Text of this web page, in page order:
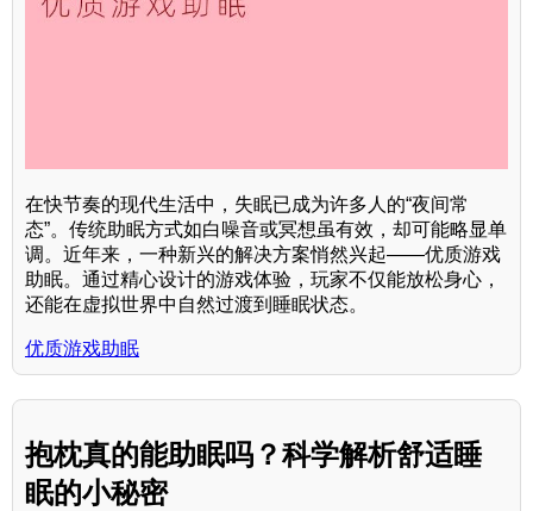
在快节奏的现代生活中，失眠已成为许多人的“夜间常
态”。传统助眠方式如白噪音或冥想虽有效，却可能略显单
调。近年来，一种新兴的解决方案悄然兴起——优质游戏
助眠。通过精心设计的游戏体验，玩家不仅能放松身心，
还能在虚拟世界中自然过渡到睡眠状态。
优质游戏助眠
抱枕真的能助眠吗？科学解析舒适睡
眠的小秘密